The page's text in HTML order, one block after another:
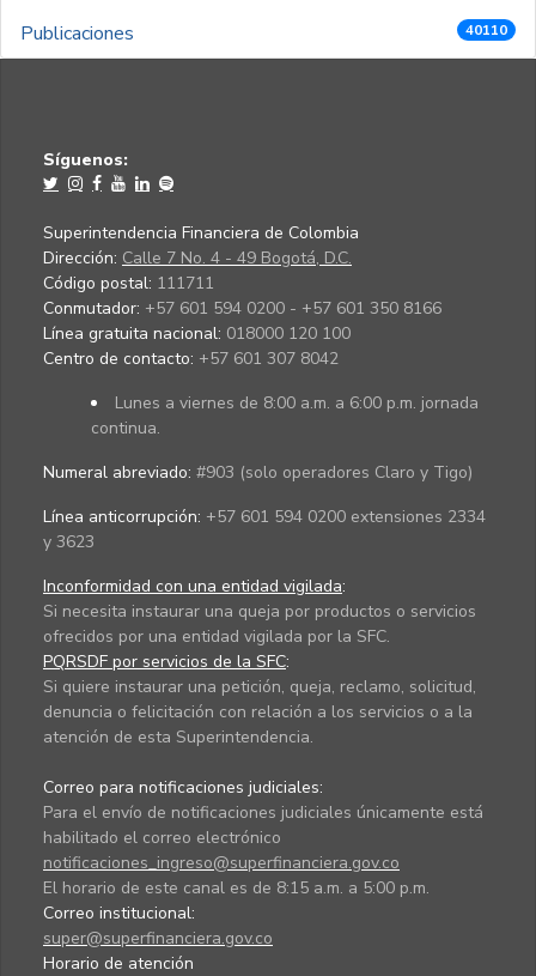
Publicaciones 40110
Síguenos:
Superintendencia Financiera de Colombia
Dirección: Calle 7 No. 4 - 49 Bogotá, D.C.
Código postal: 111711
Conmutador: +57 601 594 0200 - +57 601 350 8166
Línea gratuita nacional: 018000 120 100
Centro de contacto: +57 601 307 8042
Lunes a viernes de 8:00 a.m. a 6:00 p.m. jornada
continua.
Numeral abreviado: #903 (solo operadores Claro y Tigo)
Línea anticorrupción: +57 601 594 0200 extensiones 2334
y 3623
Inconformidad con una entidad vigilada:
Si necesita instaurar una queja por productos o servicios
ofrecidos por una entidad vigilada por la SFC.
PQRSDF por servicios de la SFC:
Si quiere instaurar una petición, queja, reclamo, solicitud,
denuncia o felicitación con relación a los servicios o a la
atención de esta Superintendencia.
Correo para notificaciones judiciales:
Para el envío de notificaciones judiciales únicamente está
habilitado el correo electrónico
notificaciones_ingreso@superfinanciera.gov.co
El horario de este canal es de 8:15 a.m. a 5:00 p.m.
Correo institucional:
super@superfinanciera.gov.co
Horario de atención